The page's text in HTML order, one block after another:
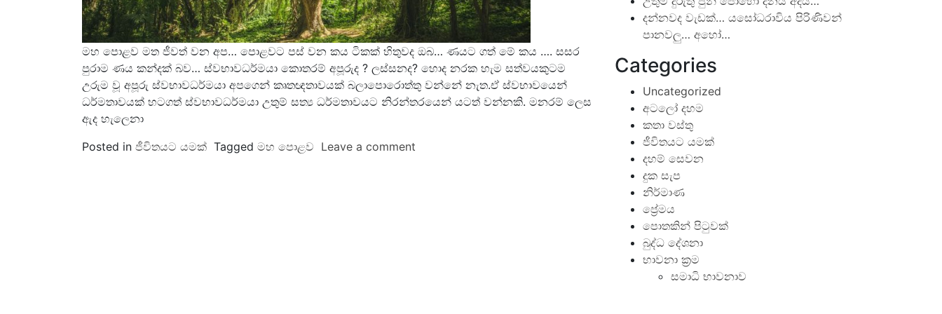
මහ පොළව මත ජීවත් වන අප… පොළවට පස් වන කය ටිකක් හිතුවද ඔබ… ණයට ගත් මේ කය …. සසර
පුරාම ණය කන්දක් බව… ස්වභාවධර්මයා කොතරම් අපූරුද ? ලස්සනද? හොද නරක හැම සත්වයකුටම
උරුම වූ අපූරු ස්වභාවධර්මයා අපගෙන් කෘතඥතාවයක් බලාපොරොත්තු වන්නේ නැත.ඒ ස්වභාවයෙන්
ධර්මතාවයක් හටගත් ස්වභාවධර්මයා උතුම් සත්‍ය ධර්මතාවයට නිරන්තරයෙන් යටත් වන්නකි. මනරම් ලෙස
ඇද හැලෙනා
Posted in ජීවිතයට යමක් Tagged මහ පොළව Leave a comment
දන්නවද වැඩක්… යසෝධරාවිය පිරිණිවන්
පානවලු… අහෝ…
Categories
Uncategorized
අටලෝ දහම
කතා වස්තු
ජීවිතයට යමක්
දහම් සෙවන
දුක සැප
නිර්මාණ
ප්‍රේමය
පොතකින් පිටුවක්
බුද්ධ දේශනා
භාවනා ක්‍රම
සමාධි භාවනාව